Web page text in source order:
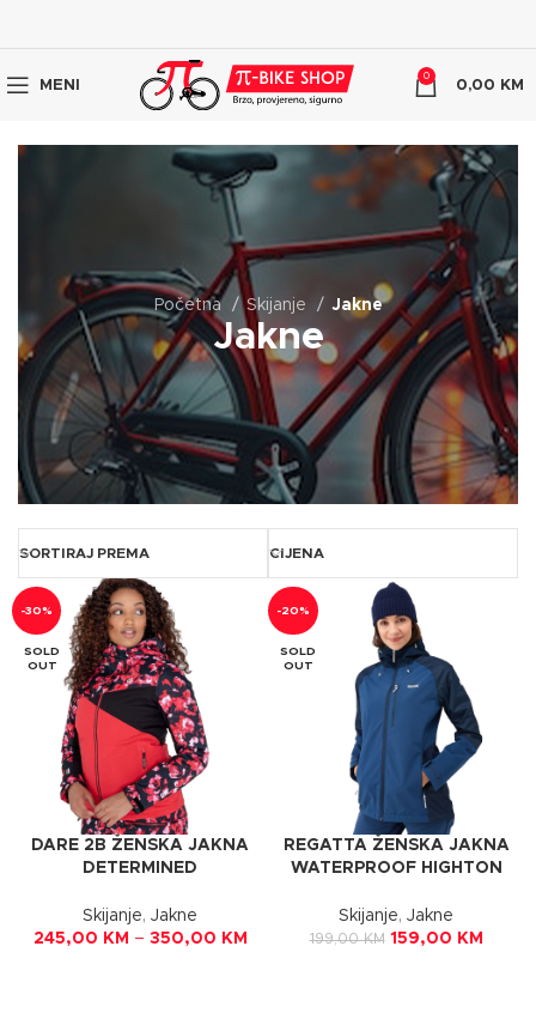
MENI
0
0,00 KM
Početna Skijanje Jakne
Jakne
SORTIRAJ PREMA CIJENA
-30%
SOLD
OUT
DARE 2B ŽENSKA JAKNA
DETERMINED
Skijanje, Jakne
245,00 KM – 350,00 KM
-20%
SOLD
OUT
REGATTA ŽENSKA JAKNA
WATERPROOF HIGHTON
Skijanje, Jakne
199,00KM 159,00 KM